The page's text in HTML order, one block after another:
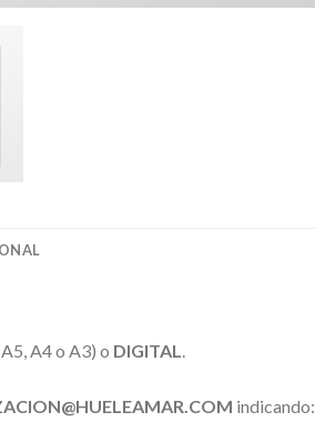
A4 o A3) o DIGITAL.
indicando: